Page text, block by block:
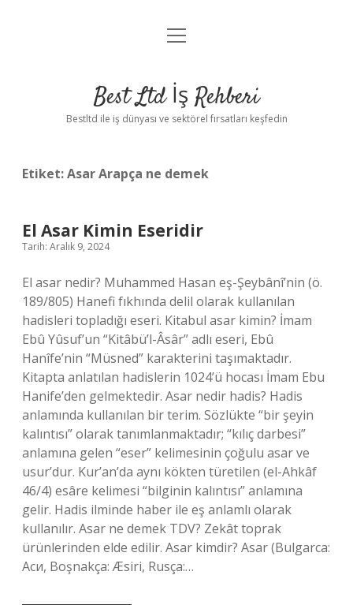
Anasayfa
Yasal Uyarı
menüyü
Best Ltd İş Rehberi
Bestltd ile iş dünyası ve sektörel fırsatları keşfedin
Etiket:Asar Arapça ne demek
El Asar Kimin Eseridir
Tarih: Aralık 9, 2024
El asar nedir? Muhammed Hasan eş-Şeybânî’nin (ö.
189/805) Hanefi fıkhında delil olarak kullanılan
hadisleri topladığı eseri. Kitabul asar kimin? İmam
Ebû Yûsuf’un “Kitâbü’l-Âsâr” adlı eseri, Ebû
Hanîfe’nin “Müsned” karakterini taşımaktadır.
Kitapta anlatılan hadislerin 1024’ü hocası İmam Ebu
Hanife’den gelmektedir. Asar nedir hadis? Hadis
anlamında kullanılan bir terim. Sözlükte “bir şeyin
kalıntısı” olarak tanımlanmaktadır; “kılıç darbesi”
anlamına gelen “eser” kelimesinin çoğulu asar ve
usur’dur. Kur’an’da aynı kökten türetilen (el-Ahkâf
46/4) esâre kelimesi “bilginin kalıntısı” anlamına
gelir. Hadis ilminde haber ile eş anlamlı olarak
kullanılır. Asar ne demek TDV? Zekât toprak
ürünlerinden elde edilir. Asar kimdir? Asar (Bulgarca:
Аси, Boşnakça: Æsiri, Rusça:…